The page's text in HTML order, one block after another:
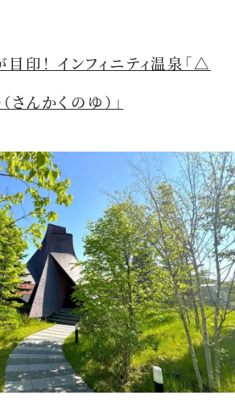
印！ インフィニティ温泉「△
さんかくのゆ）」